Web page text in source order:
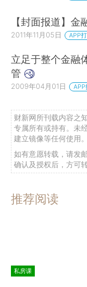
【封面报道】
2011年11月05日 APP
立足于整个金融
管
2009年04月01日 APP
财新网所刊载内容之
专属所有或持有。未
建立镜像等任何使用。
如有意愿转载，请发
确认及授权后，方可转
推荐阅读
私房课